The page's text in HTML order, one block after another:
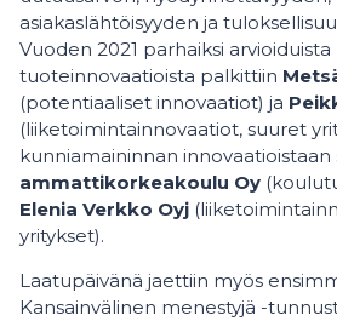
asiakaslähtöisyyden ja
Vuoden 2021 parhaiksi
tuoteinnovaatioista palkittiin
(potentiaaliset innovaatiot) ja
(liiketoimintainnovaatiot, suuret
kunniamaininnan innovaatioistaan
ammattikorkeakoulu Oy
Elenia Verkko Oyj
yritykset).
Laatupäivänä jaettiin myös
Kansainvälinen menestyjä -